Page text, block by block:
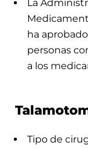
La
ha
personas
a los
Tipo de